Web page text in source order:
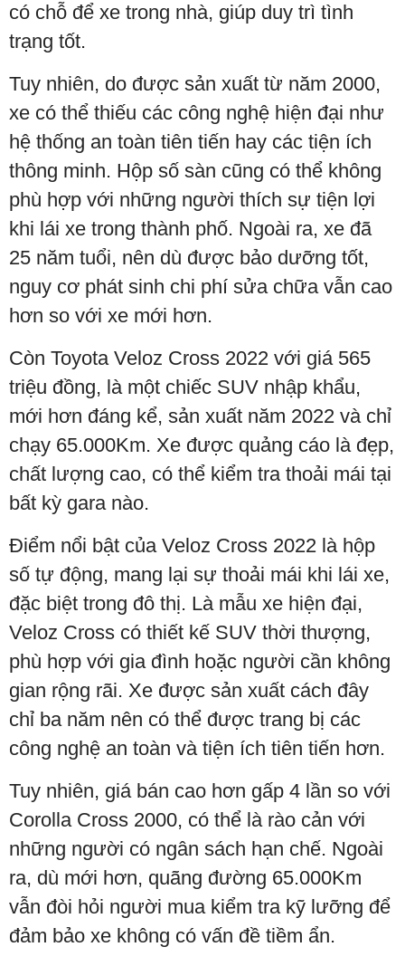
có chỗ để xe trong nhà, giúp duy trì tình
trạng tốt.
Tuy nhiên, do được sản xuất từ năm 2000,
xe có thể thiếu các công nghệ hiện đại như
hệ thống an toàn tiên tiến hay các tiện ích
thông minh. Hộp số sàn cũng có thể không
phù hợp với những người thích sự tiện lợi
khi lái xe trong thành phố. Ngoài ra, xe đã
25 năm tuổi, nên dù được bảo dưỡng tốt,
nguy cơ phát sinh chi phí sửa chữa vẫn cao
hơn so với xe mới hơn.
Còn Toyota Veloz Cross 2022 với giá 565
triệu đồng, là một chiếc SUV nhập khẩu,
mới hơn đáng kể, sản xuất năm 2022 và chỉ
chạy 65.000Km. Xe được quảng cáo là đẹp,
chất lượng cao, có thể kiểm tra thoải mái tại
bất kỳ gara nào.
Điểm nổi bật của Veloz Cross 2022 là hộp
số tự động, mang lại sự thoải mái khi lái xe,
đặc biệt trong đô thị. Là mẫu xe hiện đại,
Veloz Cross có thiết kế SUV thời thượng,
phù hợp với gia đình hoặc người cần không
gian rộng rãi. Xe được sản xuất cách đây
chỉ ba năm nên có thể được trang bị các
công nghệ an toàn và tiện ích tiên tiến hơn.
Tuy nhiên, giá bán cao hơn gấp 4 lần so với
Corolla Cross 2000, có thể là rào cản với
những người có ngân sách hạn chế. Ngoài
ra, dù mới hơn, quãng đường 65.000Km
vẫn đòi hỏi người mua kiểm tra kỹ lưỡng để
đảm bảo xe không có vấn đề tiềm ẩn.